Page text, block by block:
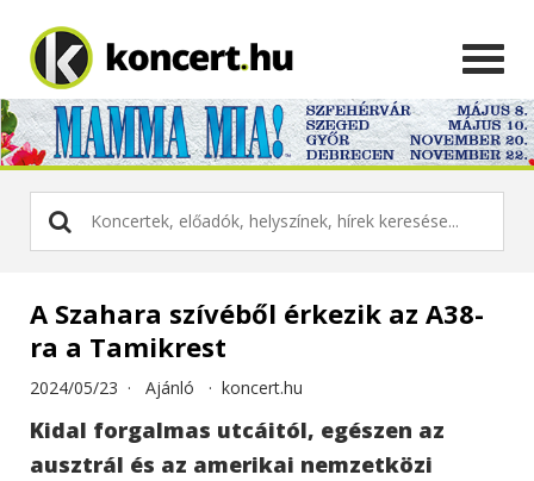
A Szahara szívéből érkezik az A38-
ra a Tamikrest
2024/05/23 · Ajánló · koncert.hu
Kidal forgalmas utcáitól, egészen az
ausztrál és az amerikai nemzetközi